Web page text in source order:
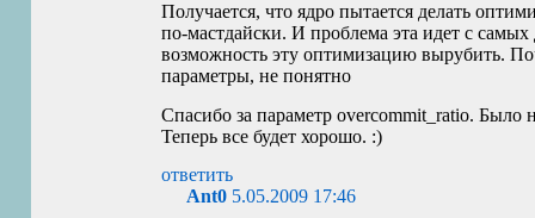
Получается, что ядро пытается делать
по-мастдайски. И проблема эта идет с
возможность эту оптимизацию вырубить.
параметры, не понятно
Спасибо за параметр overcommit_ratio. Было
Теперь все будет хорошо. :)
ответить
Ant0 5.05.2009 17:46